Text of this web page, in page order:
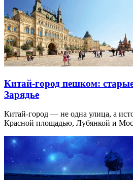
Китай-город пешком:
Зарядье
Китай-город — не одна улица, а
Красной площадью, Лубянкой и